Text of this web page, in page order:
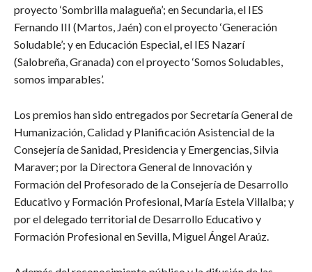
proyecto ‘Sombrilla malagueña’; en Secundaria, el IES
Fernando III (Martos, Jaén) con el proyecto ‘Generación
Soludable’; y en Educación Especial, el IES Nazarí
(Salobreña, Granada) con el proyecto ‘Somos Soludables,
somos imparables’.
Los premios han sido entregados por Secretaría General de
Humanización, Calidad y Planificación Asistencial de la
Consejería de Sanidad, Presidencia y Emergencias, Silvia
Maraver; por la Directora General de Innovación y
Formación del Profesorado de la Consejería de Desarrollo
Educativo y Formación Profesional, María Estela Villalba; y
por el delegado territorial de Desarrollo Educativo y
Formación Profesional en Sevilla, Miguel Ángel Araúz.